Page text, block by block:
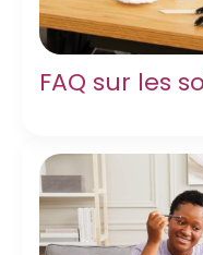
FAQ sur les